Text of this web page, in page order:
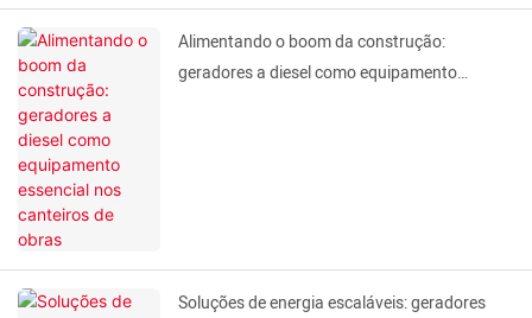
Alimentando o boom da construção:
geradores a diesel como equipamento
Soluções de energia escaláveis: geradores